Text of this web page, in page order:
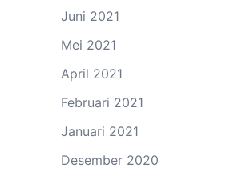
Juni 2021
Mei 2021
April 2021
Februari 2021
Januari 2021
Desember 2020